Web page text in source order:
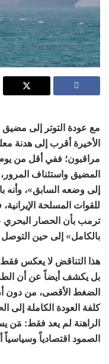
مع عودة التوتر إلى
الأخيرة أقرب إلى هدنة
مراقبون؛ ففي أقل من
المضيق واستئناف
إلى وضعه السابق»، وأنه
للقوات المسلحة
ترمب بأن الحصار البحري
بالكامل» إلى حين
هذا التناقض لا يعكس
بل يكشف أيضاً عن أن
الضغط الأقصى، من دون
كلفة العودة الكاملة
الراهنة لم يعد فقط:
الصمود اقتصادياً